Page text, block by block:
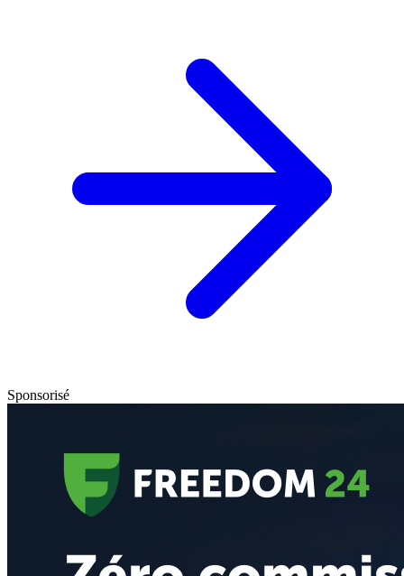
Sponsorisé